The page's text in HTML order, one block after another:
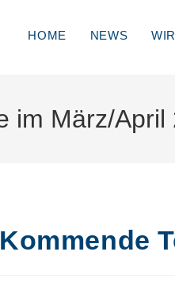
HOME NEWS
im März/April
Kommende